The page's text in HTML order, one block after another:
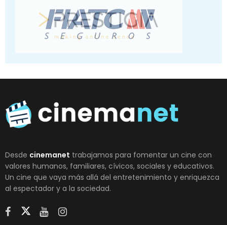
Desde cinemanet trabajamos para fomentar un cine con
valores humanos, familiares, cívicos, sociales y educativos.
Un cine que vaya más allá del entretenimiento y enriquezca
al espectador y a la sociedad.